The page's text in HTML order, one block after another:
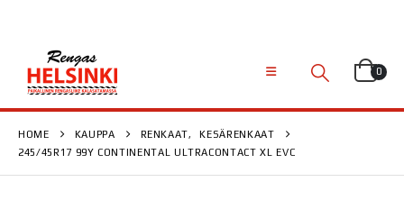
0
HOME KAUPPA RENKAAT,
KESÄRENKAAT
245/45R17 99Y CONTINENTAL ULTRACONTACT XL EVC